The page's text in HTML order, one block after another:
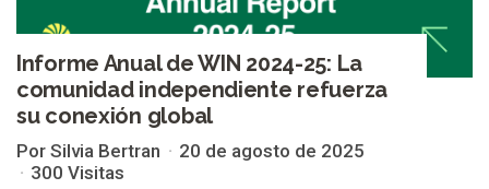
Informe Anual de WIN 2024-25: La
comunidad independiente refuerza
su conexión global
Por Silvia Bertran
20 de agosto de 2025
300 Visitas